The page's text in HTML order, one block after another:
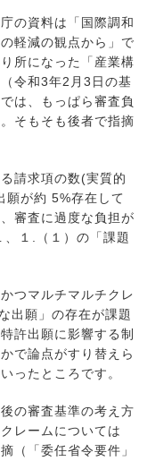
の資料は「国際調和
軽減の観点から」で
所になった「産業構
令和3年2月3日の基
では、もっぱら審査負
そもそも後者で指摘
請求項の数(実質的
願が約 5%存在して
審査に過度な負担が
１.（１）の「課題
つマルチマルチクレ
出願」の存在が課題
許出願に影響する制
で論点がすり替えら
ったところです。
の審査基準の考え方
レームについては
（「委任省令要件」